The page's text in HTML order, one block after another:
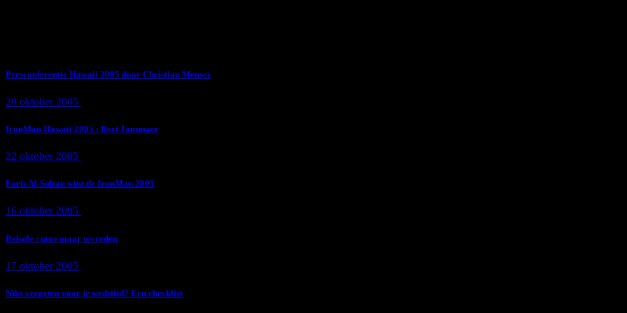
Persconferentie Hawaii 2005 door Christian Meuser
20 oktober 2005
IronMan Hawaii 2005 : Bert Jammaer
22 oktober 2005
Faris Al-Sultan wint de IronMan 2005
16 oktober 2005
Belsele : moe maar tevreden
17 oktober 2005
Niks vergeten voor je wedstijd? Een checklist